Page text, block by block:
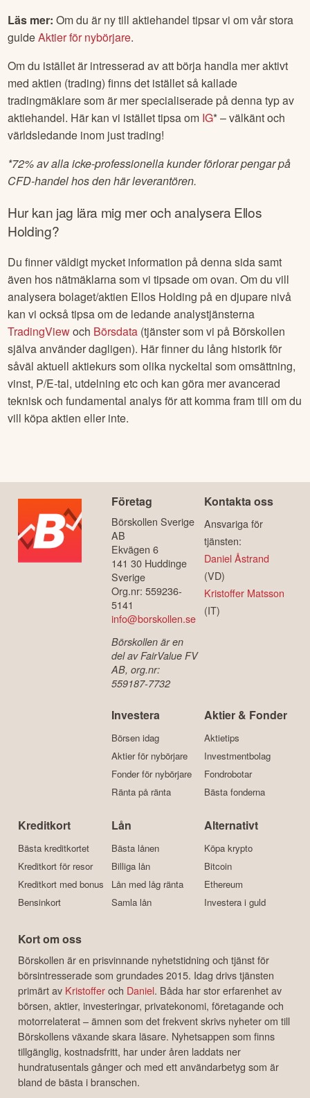
Läs mer: Om du är ny till aktiehandel tipsar vi om vår stora
guideAktier för nybörjare.
Om du istället är intresserad av att börja handla mer aktivt
med aktien (trading) finns det istället så kallade
tradingmäklare som är mer specialiserade på denna typ av
aktiehandel. Här kan vi istället tipsa om IG* – välkänt och
världsledande inom just trading!
*72% av alla icke-professionella kunder förlorar pengar på
CFD-handel hos den här leverantören.
Hur kan jag lära mig mer och analyseraEllos
Holding?
Du finner väldigt mycket information på denna sida samt
även hos nätmäklarna som vi tipsade om ovan. Om du vill
analysera bolaget/aktien Ellos Holding på en djupare nivå
kan vi också tipsa om de ledande analystjänsterna
TradingViewoch Börsdata (tjänster som vi på Börskollen
själva använder dagligen). Här finner du lång historik för
såväl aktuell aktiekurs som olika nyckeltal som omsättning,
vinst, P/E-tal, utdelning etc och kan göra mer avancerad
teknisk och fundamental analys för att komma fram till om du
vill köpa aktien eller inte.
Företag
Börskollen Sverige
AB
Ekvägen 6
141 30 Huddinge
Sverige
Org.nr: 559236-
5141
info@borskollen.se
Börskollen är en
del av FairValue FV
AB, org.nr:
559187-7732
Kontakta oss
Ansvariga för
tjänsten:
Daniel Åstrand
(VD)
Kristoffer Matsson
(IT)
Investera
Börsen idag
Aktier för nybörjare
Fonder för nybörjare
Ränta på ränta
Aktier & Fonder
Aktietips
Investmentbolag
Fondrobotar
Bästa fonderna
Kreditkort
Bästa kreditkortet
Kreditkort för resor
Kreditkort med bonus
Bensinkort
Lån
Bästa lånen
Billiga lån
Lån med låg ränta
Samla lån
Alternativt
Köpa krypto
Bitcoin
Ethereum
Investera i guld
Kort om oss
Börskollen är en prisvinnande nyhetstidning och tjänst för
börsintresserade som grundades 2015. Idag drivs tjänsten
primärt av Kristofferoch Daniel. Båda har stor erfarenhet av
börsen, aktier, investeringar, privatekonomi, företagande och
motorrelaterat – ämnen som det frekvent skrivs nyheter om till
Börskollens växande skara läsare. Nyhetsappen som finns
tillgänglig, kostnadsfritt, har under åren laddats ner
hundratusentals gånger och med ett användarbetyg som är
bland de bästa i branschen.